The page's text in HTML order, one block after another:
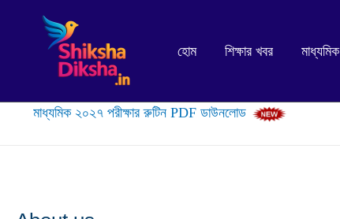
হোম শিক্ষার খবর মাধ্যমিক
মাধ্যমিক ২০২৭ পরীক্ষার রুটিন PDF ডাউনলোড